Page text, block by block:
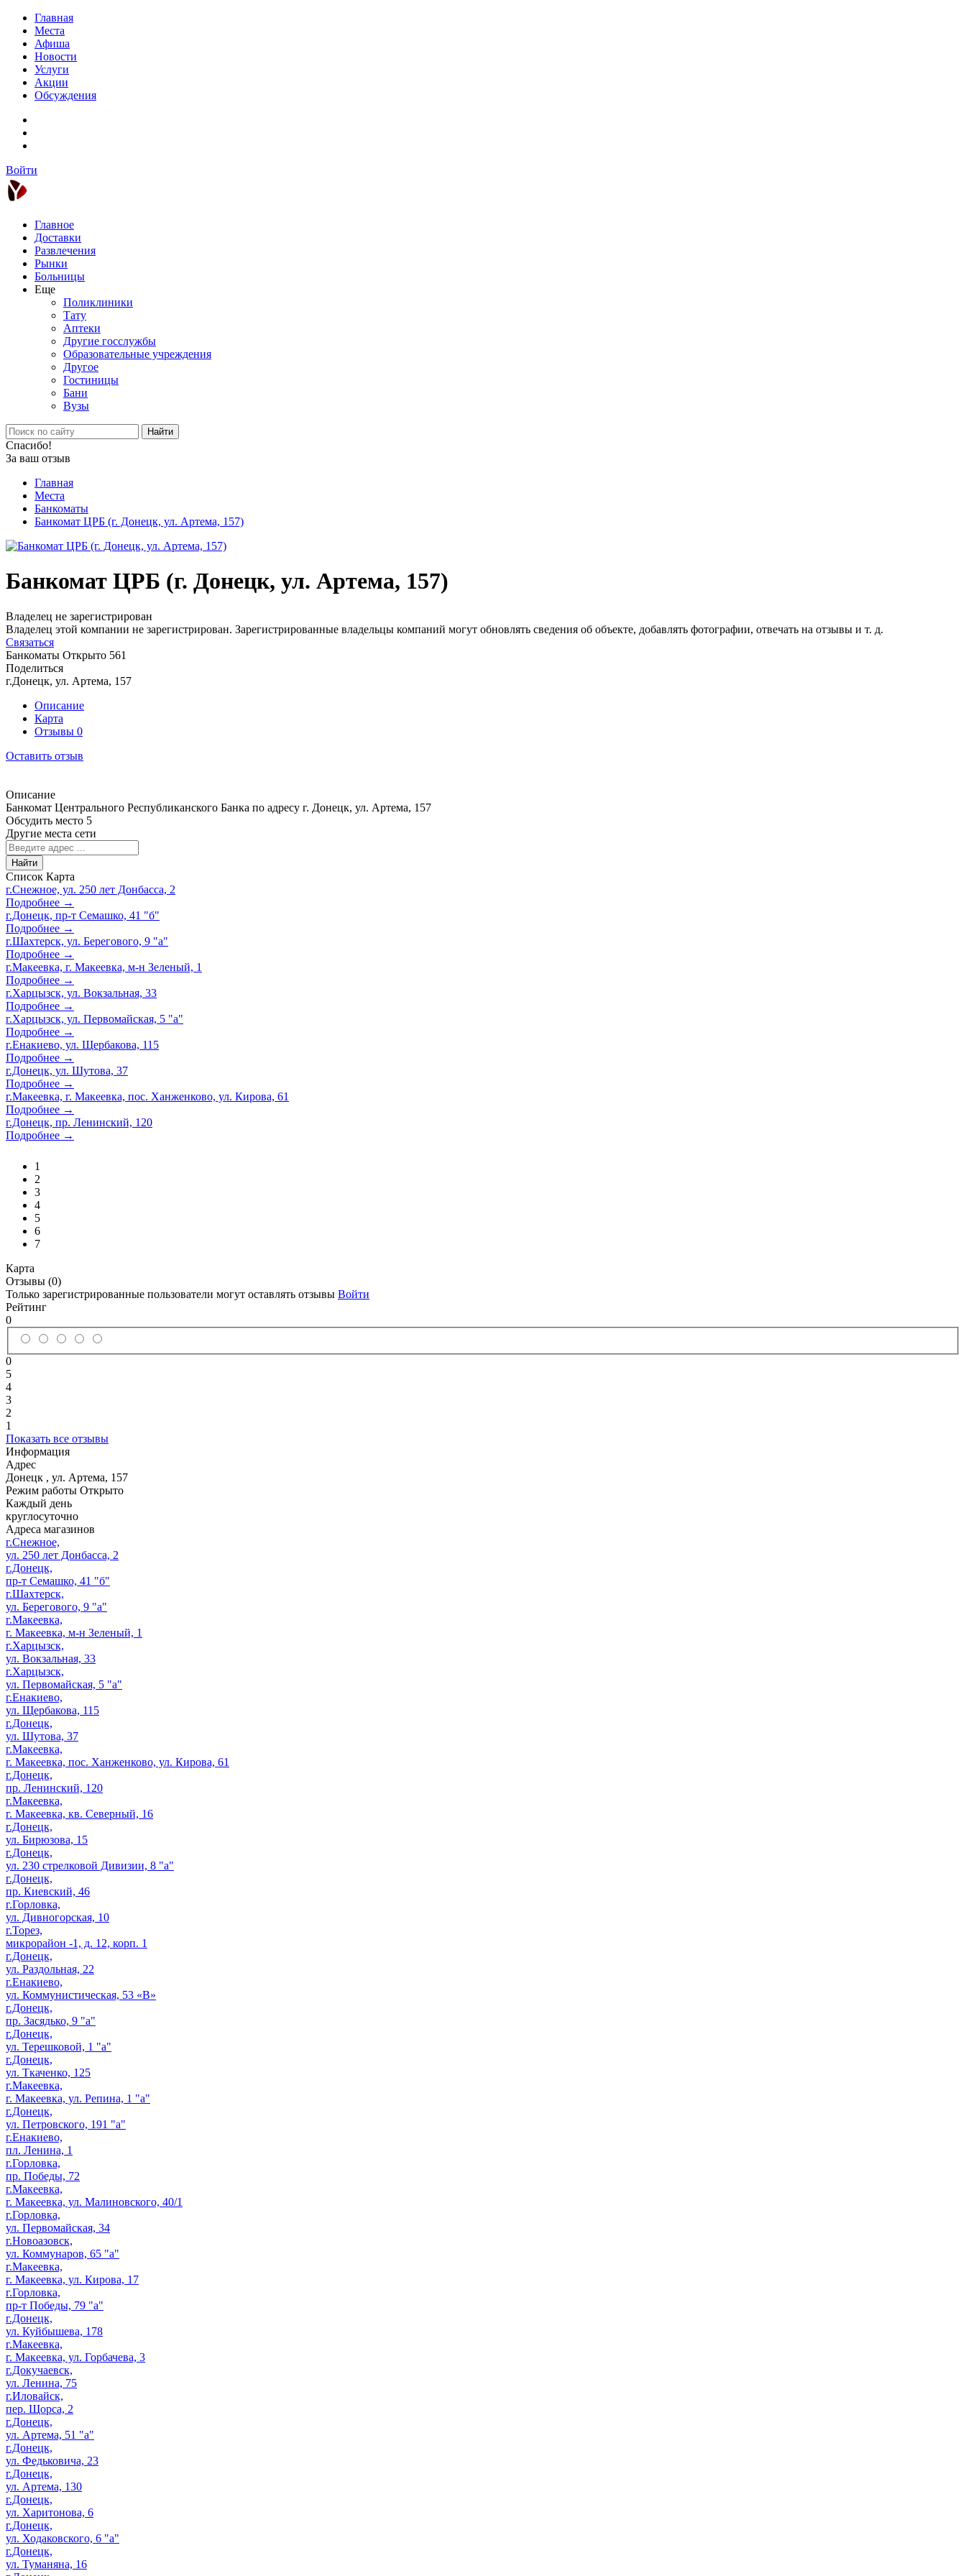
Главная
Места
Афиша
Новости
Услуги
Акции
Обсуждения
Войти
Главное
Доставки
Развлечения
Рынки
Больницы
Еще
Поликлиники
Тату
Аптеки
Другие госслужбы
Образовательные учреждения
Другое
Гостиницы
Бани
Вузы
Найти
Спасибо!
За ваш отзыв
Главная
Места
Банкоматы
Банкомат ЦРБ (г. Донецк, ул. Артема, 157)
Банкомат ЦРБ (г. Донецк, ул. Артема, 157)
Владелец не зарегистрирован
Владелец этой компании не зарегистрирован. Зарегистрированные владельцы компаний могут обновлять сведения об объекте, добавлять фотографии, отвечать на отзывы и т. д.
Связаться
Банкоматы Открыто 561
Поделиться
г.Донецк, ул. Артема, 157
Описание
Карта
Отзывы 0
Оставить отзыв
Описание
Банкомат Центрального Республиканского Банка по адресу г. Донецк, ул. Артема, 157
Обсудить место 5
Другие места сети
Найти
Список Карта
г.Снежное, ул. 250 лет Донбасса, 2
Подробнее →
г.Донецк, пр-т Семашко, 41 "б"
Подробнее →
г.Шахтерск, ул. Берегового, 9 "а"
Подробнее →
г.Макеевка, г. Макеевка, м-н Зеленый, 1
Подробнее →
г.Харцызск, ул. Вокзальная, 33
Подробнее →
г.Харцызск, ул. Первомайская, 5 "а"
Подробнее →
г.Енакиево, ул. Щербакова, 115
Подробнее →
г.Донецк, ул. Шутова, 37
Подробнее →
г.Макеевка, г. Макеевка, пос. Ханженково, ул. Кирова, 61
Подробнее →
г.Донецк, пр. Ленинский, 120
Подробнее →
1
2
3
4
5
6
7
Карта
Отзывы (0)
Только зарегистрированные пользователи могут оставлять отзывы Войти
Рейтинг
0
0
5
4
3
2
1
Показать все отзывы
Информация
Адрес
Донецк , ул. Артема, 157
Режим работы Открыто
Каждый день
круглосуточно
Адреса магазинов
г.Снежное,
ул. 250 лет Донбасса, 2
г.Донецк,
пр-т Семашко, 41 "б"
г.Шахтерск,
ул. Берегового, 9 "а"
г.Макеевка,
г. Макеевка, м-н Зеленый, 1
г.Харцызск,
ул. Вокзальная, 33
г.Харцызск,
ул. Первомайская, 5 "а"
г.Енакиево,
ул. Щербакова, 115
г.Донецк,
ул. Шутова, 37
г.Макеевка,
г. Макеевка, пос. Ханженково, ул. Кирова, 61
г.Донецк,
пр. Ленинский, 120
г.Макеевка,
г. Макеевка, кв. Северный, 16
г.Донецк,
ул. Бирюзова, 15
г.Донецк,
ул. 230 стрелковой Дивизии, 8 "а"
г.Донецк,
пр. Киевский, 46
г.Горловка,
ул. Дивногорская, 10
г.Торез,
микрорайон -1, д. 12, корп. 1
г.Донецк,
ул. Раздольная, 22
г.Енакиево,
ул. Коммунистическая, 53 «В»
г.Донецк,
пр. Засядько, 9 "а"
г.Донецк,
ул. Терешковой, 1 "а"
г.Донецк,
ул. Ткаченко, 125
г.Макеевка,
г. Макеевка, ул. Репина, 1 "а"
г.Донецк,
ул. Петровского, 191 "а"
г.Енакиево,
пл. Ленина, 1
г.Горловка,
пр. Победы, 72
г.Макеевка,
г. Макеевка, ул. Малиновского, 40/1
г.Горловка,
ул. Первомайская, 34
г.Новоазовск,
ул. Коммунаров, 65 "а"
г.Макеевка,
г. Макеевка, ул. Кирова, 17
г.Горловка,
пр-т Победы, 79 "а"
г.Донецк,
ул. Куйбышева, 178
г.Макеевка,
г. Макеевка, ул. Горбачева, 3
г.Докучаевск,
ул. Ленина, 75
г.Иловайск,
пер. Щорса, 2
г.Донецк,
ул. Артема, 51 "а"
г.Донецк,
ул. Федьковича, 23
г.Донецк,
ул. Артема, 130
г.Донецк,
ул. Харитонова, 6
г.Донецк,
ул. Ходаковского, 6 "а"
г.Донецк,
ул. Туманяна, 16